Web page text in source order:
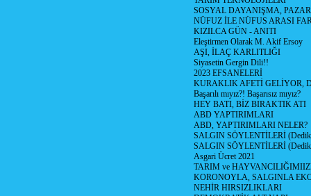
SOSYAL DAYANIŞMA,
NÜFUZ İLE NÜFUS ARASI
KIZILCA GÜN - ANITI
Eleştirmen Olarak M. Akif Ersoy
AŞI, İLAÇ KARLITLIĞI
Siyasetin Gergin Dili!!
2023 EFSANELERİ
KURAKLIK AFETİ GELİYOR,
Başarılı mıyız?! Başarısız mıyız?
HEY BATI, BİZ BIRAKTIK ATI
ABD YAPTIRIMLARI
ABD, YAPTIRIMLARI NELER?
SALGIN SÖYLENTİLERİ
SALGIN SÖYLENTİLERİ
Asgari Ücret 2021
TARIM ve
KORONOYLA, SALGINLA
NEHİR HIRSIZLIKLARI